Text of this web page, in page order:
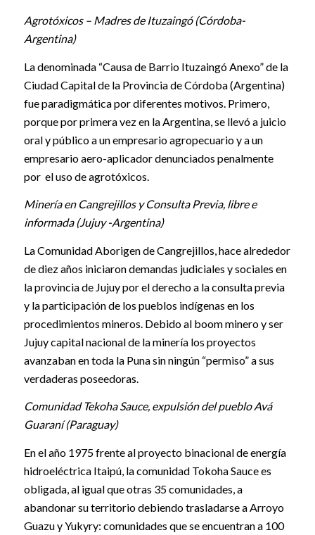
Agrotóxicos – Madres de Ituzaingó (Córdoba-
Argentina)
La denominada “Causa de Barrio Ituzaingó Anexo” de la
Ciudad Capital de la Provincia de Córdoba (Argentina)
fue paradigmática por diferentes motivos. Primero,
porque por primera vez en la Argentina, se llevó a juicio
oral y público a un empresario agropecuario y a un
empresario aero-aplicador denunciados penalmente
por el uso de agrotóxicos.
Minería en Cangrejillos y Consulta Previa, libre e
informada (Jujuy -Argentina)
La Comunidad Aborigen de Cangrejillos, hace alrededor
de diez años iniciaron demandas judiciales y sociales en
la provincia de Jujuy por el derecho a la consulta previa
y la participación de los pueblos indígenas en los
procedimientos mineros. Debido al boom minero y ser
Jujuy capital nacional de la minería los proyectos
avanzaban en toda la Puna sin ningún “permiso” a sus
verdaderas poseedoras.
Comunidad Tekoha Sauce, expulsión del pueblo Avá
Guaraní (Paraguay)
En el año 1975 frente al proyecto binacional de energía
hidroeléctrica Itaipú, la comunidad Tokoha Sauce es
obligada, al igual que otras 35 comunidades, a
abandonar su territorio debiendo trasladarse a Arroyo
Guazu y Yukyry: comunidades que se encuentran a 100